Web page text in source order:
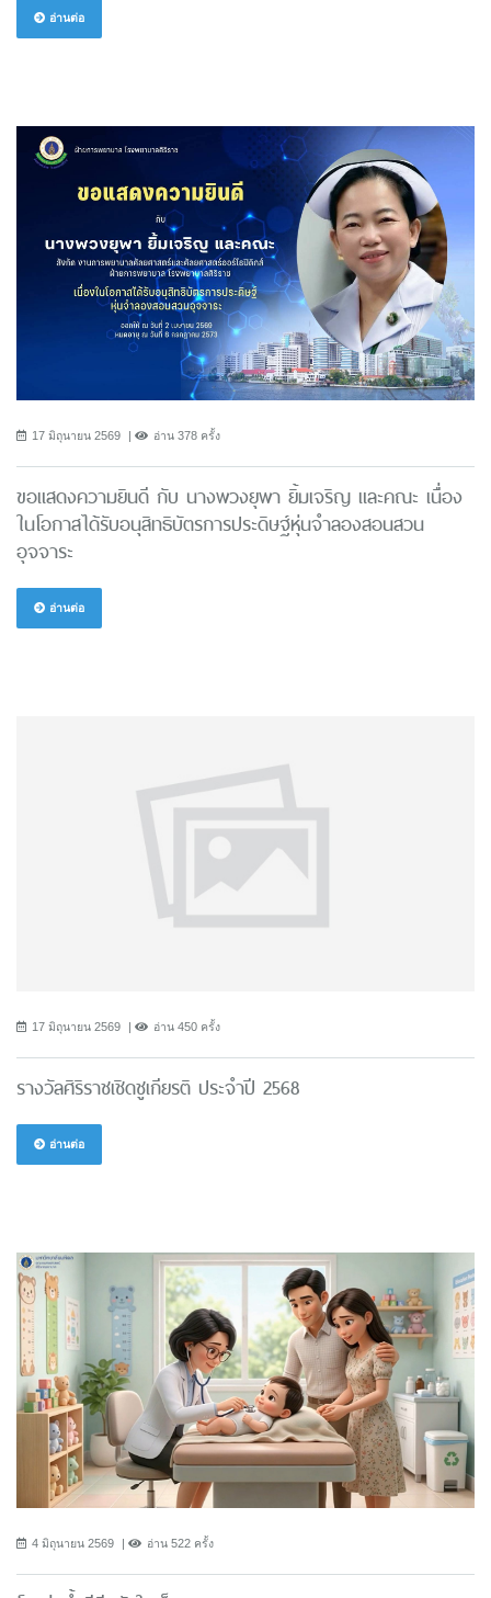
อ่านต่อ
17 มิถุนายน 2569 อ่าน 378 ครั้ง
ขอแสดงความยินดี กับ นางพวงยุพา ยิ้มเจริญ และคณะ เนื่อง
ในโอกาสได้รับอนุสิทธิบัตรการประดิษฐ์หุ่นจำลองสอนสวน
อุจจาระ
อ่านต่อ
17 มิถุนายน 2569 อ่าน 450 ครั้ง
รางวัลศิริราชเชิดชูเกียรติ ประจำปี 2568
อ่านต่อ
4 มิถุนายน 2569 อ่าน 522 ครั้ง